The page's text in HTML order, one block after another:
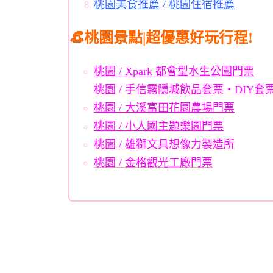
桃園美食推薦 / 桃園住宿推薦
👒桃園景點|超優惠好玩行程!
桃園 / Xpark 都會型水生公園門票
桃園 / 手信霧隱城飲品套票・DIY套
桃園 / 大溪富田花園農場門票
桃園 / 小人國主題樂園門票
桃園 / 雄獅文具想像力製造所
桃園 / 金格觀光工廠門票